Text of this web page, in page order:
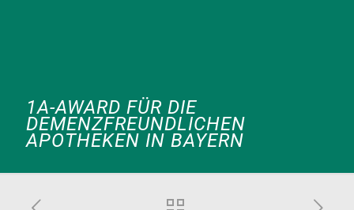
1A-AWARD FÜR DIE
DEMENZFREUNDLICHEN
APOTHEKEN IN BAYERN